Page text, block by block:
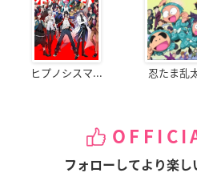
ヒプノシスマ... 忍たま乱
フォローしてより楽し